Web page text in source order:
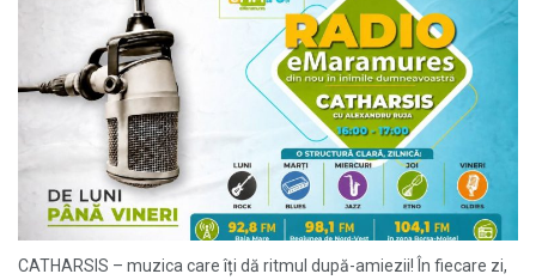
CATHARSIS – muzica care îți dă ritmul după-amiezii! În fiecare zi,